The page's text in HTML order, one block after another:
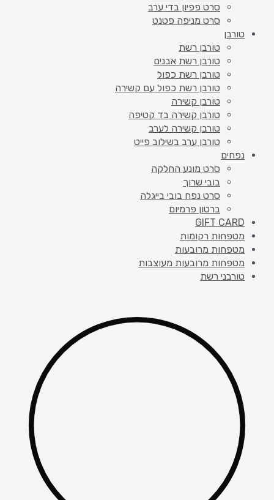
סרט פפיון בדי ערב
סרט מניפה פטנט
טורבן
טורבן רשת
טורבן רשת אבנים
טורבן רשת כפול
טורבן רשת כפול עם קשירה
טורבן קשירה
טורבן קשירה בד קטיפה
טורבן קשירה לערב
טורבן ערב בשילוב פייט
נפחים
סרט מונע החלקה
בובי שרוך
סרט נפח בובי בייגלה
ברטון פרמיום
GIFT CARD
מטפחות רקומות
מטפחות מרובעות
מטפחות מרובעות מעוצבות
טורבני רשת